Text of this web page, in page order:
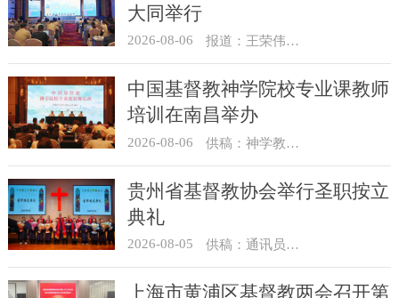
大同举行
2026-08-06 报道：王荣伟 摄影：冯谦
中国基督教神学院校专业课教师
培训在南昌举办
2026-08-06 供稿：神学教育部
贵州省基督教协会举行圣职按立
典礼
2026-08-05 供稿：通讯员 杨菁
上海市黄浦区基督教两会召开第